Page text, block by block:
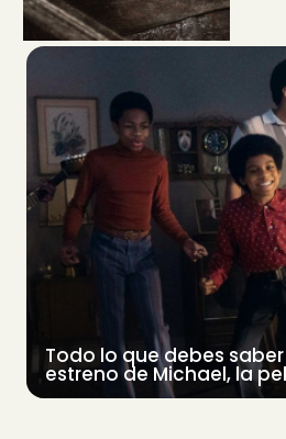
Todo lo que debes
estreno de Michael, la